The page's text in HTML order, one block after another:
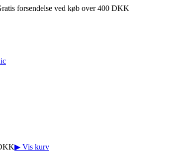
forsendelse ved køb over 400 DKK
▶ Vis kurv